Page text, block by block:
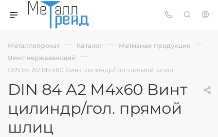
Металлопрокат — Каталог — Метизная продукция —
Винт нержавеющий —
DIN 84 А2 М4х60 Винт цилиндр/гол. прямой шлиц
DIN 84 А2 М4х60 Винт
цилиндр/гол. прямой
шлиц